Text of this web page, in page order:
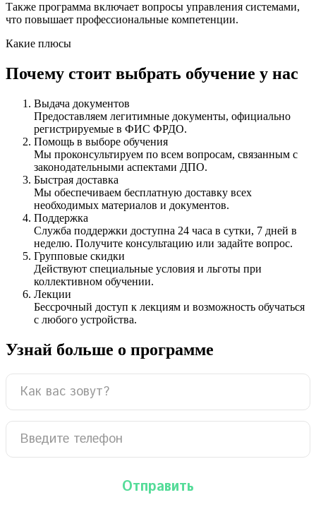
Также программа включает вопросы управления системами,
что повышает профессиональные компетенции.
Какие плюсы
Почему стоит выбрать обучение у нас
Выдача документов
Предоставляем легитимные документы, официально
регистрируемые в ФИС ФРДО.
Помощь в выборе обучения
Мы проконсультируем по всем вопросам, связанным с
законодательными аспектами ДПО.
Быстрая доставка
Мы обеспечиваем бесплатную доставку всех
необходимых материалов и документов.
Поддержка
Служба поддержки доступна 24 часа в сутки, 7 дней в
неделю. Получите консультацию или задайте вопрос.
Групповые скидки
Действуют специальные условия и льготы при
коллективном обучении.
Лекции
Бессрочный доступ к лекциям и возможность обучаться
с любого устройства.
Узнай больше о программе